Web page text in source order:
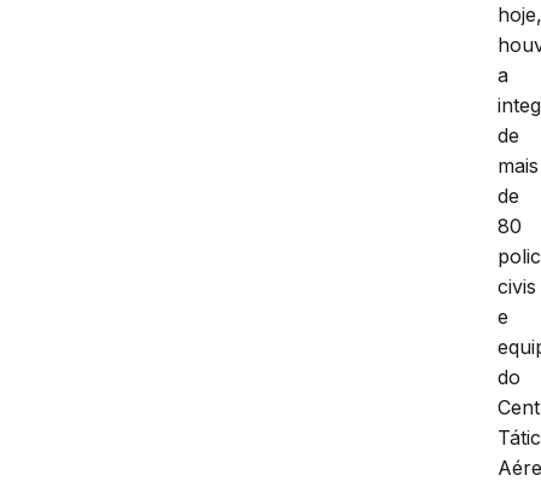
a
de
mais
de
80
civis
e
do